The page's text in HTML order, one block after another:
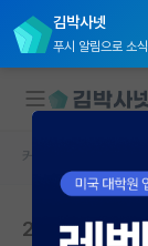
김박사넷
푸시 알림으로 소
대학원생 모집
국내대학원 정보
커뮤니티 홈
2026년 정규직